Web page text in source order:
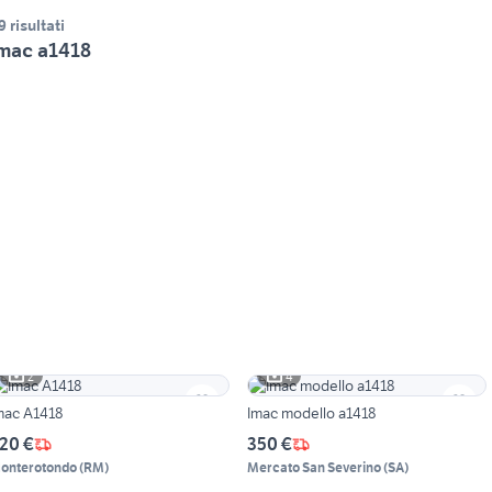
risultati
a1418
2
A1418
€
(RM)
4
Imac modello a1418
350 €
Mercato San Severino(SA)